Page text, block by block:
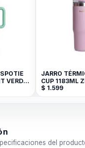
VERDE
JARRO TÉRMICO
CUP 1183ML
$ 1.599
del